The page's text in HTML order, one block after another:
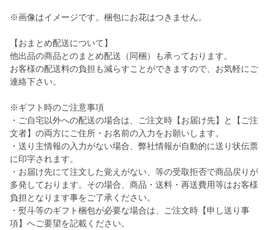
※画像はイメージです。梱包にお花はつきません。
【おまとめ配送について】
他出品の商品とのまとめ配送（同梱）も承っております。
お客様の配送料の負担も減らすことができますので、お気軽にご
連絡下さい。
※ギフト時のご注意事項
・ご自宅以外への配送の場合は、ご注文時【お届け先】と【ご注
文者】の両方にご住所・お名前の入力をお願いします。
・送り主情報の入力がない場合、弊社情報が自動的に送り状伝票
に印字されます。
・お届け先にて注文した覚えがない、等の受取拒否で商品戻りが
多発しております。その場合、商品・送料・再送費用等はお客様
負担となります事をご了承ください。
・熨斗等のギフト梱包が必要な場合は、ご注文時【申し送り事
項】へご要望を記載ください。